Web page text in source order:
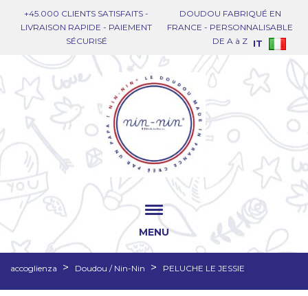
+45.000 CLIENTS SATISFAITS -
LIVRAISON RAPIDE - PAIEMENT
SÉCURISÉ
DOUDOU FABRIQUÉ EN
FRANCE - PERSONNALISABLE
DE A à Z IT
MENU
accoglienza Doudou / Nin-Nin PELUCHE LE JESSIE